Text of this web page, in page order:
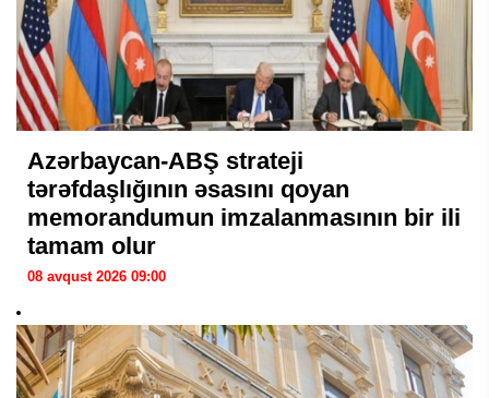
Azərbaycan-ABŞ strateji
tərəfdaşlığının əsasını qoyan
memorandumun imzalanmasının bir ili
tamam olur
08 avqust 2026 09:00